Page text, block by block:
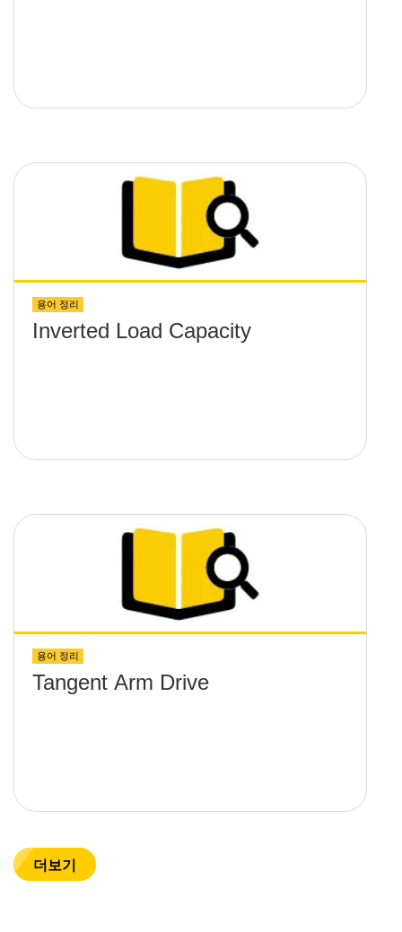
용어 정리
Inverted Load Capacity
용어 정리
Tangent Arm Drive
더보기